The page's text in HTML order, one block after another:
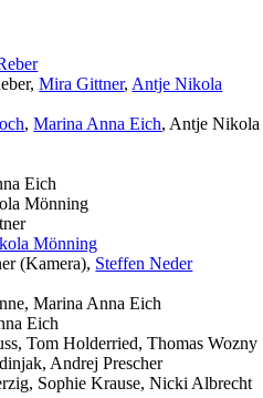
Mira Gittner, Antje Nikola
,Marina Anna Eich, Antje Nikola
Eich
Mönning
Mönning
Steffen Neder
Marina Anna Eich
Eich
Holderried, Thomas Wozny
Andrej Prescher
Krause, Nicki Albrecht